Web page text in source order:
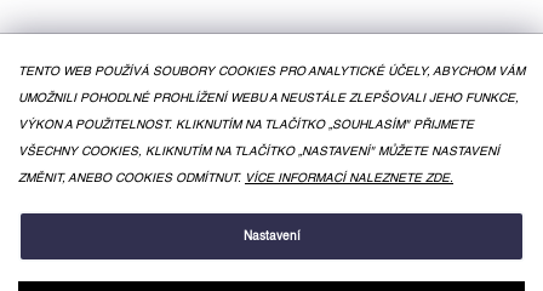
TENTO WEB POUŽÍVÁ SOUBORY COOKIES PRO ANALYTICKÉ ÚČELY, ABYCHOM VÁM
UMOŽNILI POHODLNÉ PROHLÍŽENÍ WEBU A NEUSTÁLE ZLEPŠOVALI JEHO FUNKCE,
VÝKON A POUŽITELNOST. KLIKNUTÍM NA TLAČÍTKO „SOUHLASÍM" PŘIJMETE
VŠECHNY COOKIES, KLIKNUTÍM NA TLAČÍTKO „NASTAVENÍ" MŮŽETE NASTAVENÍ
ZMĚNIT, ANEBO COOKIES ODMÍTNUT. VÍCE INFORMACÍ NALEZNETE ZDE.
Nastavení
VYTVOŘIL SHOPTET